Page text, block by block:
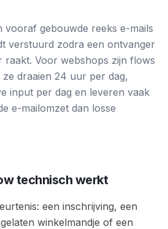
vooraf gebouwde reeks e-mails
verstuurd zodra een ontvanger
raakt. Voor webshops zijn flows
draaien 24 uur per dag,
input per dag en leveren vaak
e-mailomzet dan losse
technisch werkt
een inschrijving, een
winkelmandje of een